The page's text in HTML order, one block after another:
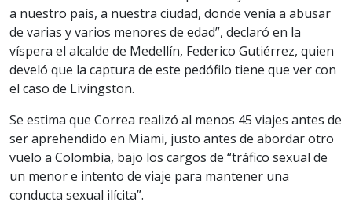
a nuestro país, a nuestra ciudad, donde venía a abusar
de varias y varios menores de edad”, declaró en la
víspera el alcalde de Medellín, Federico Gutiérrez, quien
develó que la captura de este pedófilo tiene que ver con
el caso de Livingston.
Se estima que Correa realizó al menos 45 viajes antes de
ser aprehendido en Miami, justo antes de abordar otro
vuelo a Colombia, bajo los cargos de “tráfico sexual de
un menor e intento de viaje para mantener una
conducta sexual ilícita”.